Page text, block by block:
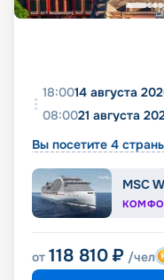
18:0014 августа
08:0021 августа
Вы посетите 4
MSC
от 118 810 ₽ /чел